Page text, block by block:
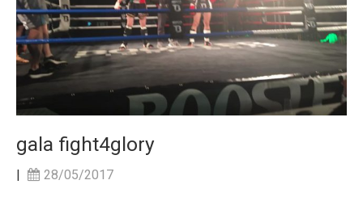
gala fight4glory
| 28/05/2017